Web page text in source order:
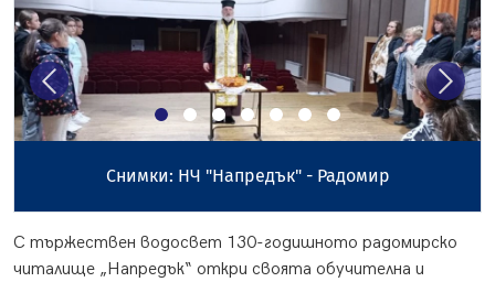
Previous Next
С тържествен водосвет 130-годишното радомирско
читалище „Напредък“ откри своята обучителна и